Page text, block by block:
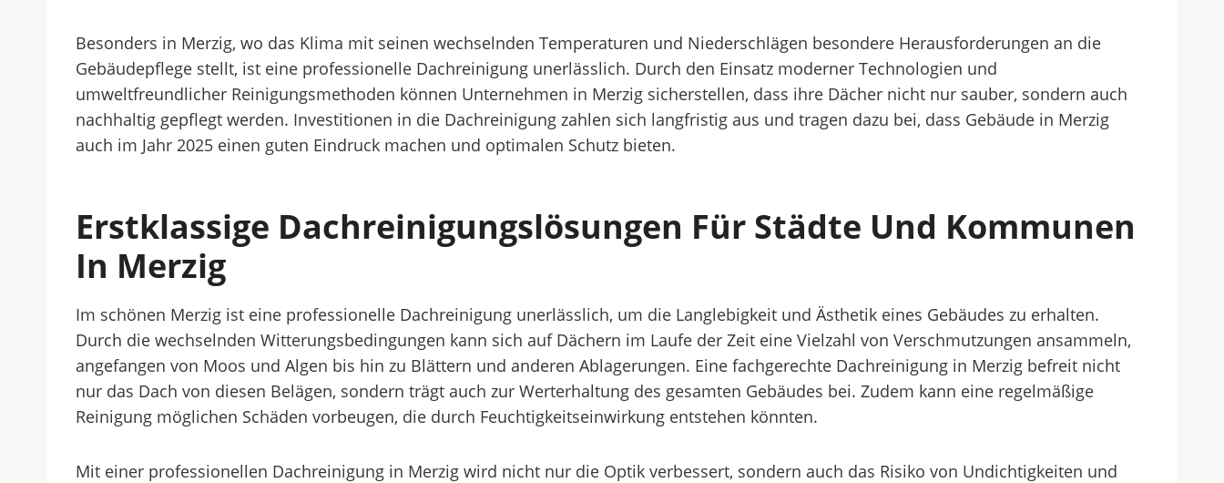
Besonders in Merzig, wo das Klima mit seinen wechselnden Temperaturen und Niederschlägen besondere Herausforderungen an die
Gebäudepflege stellt, ist eine professionelle Dachreinigung unerlässlich. Durch den Einsatz moderner Technologien und
umweltfreundlicher Reinigungsmethoden können Unternehmen in Merzig sicherstellen, dass ihre Dächer nicht nur sauber, sondern auch
nachhaltig gepflegt werden. Investitionen in die Dachreinigung zahlen sich langfristig aus und tragen dazu bei, dass Gebäude in Merzig
auch im Jahr 2025 einen guten Eindruck machen und optimalen Schutz bieten.
Erstklassige Dachreinigungslösungen Für Städte Und Kommunen
In Merzig
Im schönen Merzig ist eine professionelle Dachreinigung unerlässlich, um die Langlebigkeit und Ästhetik eines Gebäudes zu erhalten.
Durch die wechselnden Witterungsbedingungen kann sich auf Dächern im Laufe der Zeit eine Vielzahl von Verschmutzungen ansammeln,
angefangen von Moos und Algen bis hin zu Blättern und anderen Ablagerungen. Eine fachgerechte Dachreinigung in Merzig befreit nicht
nur das Dach von diesen Belägen, sondern trägt auch zur Werterhaltung des gesamten Gebäudes bei. Zudem kann eine regelmäßige
Reinigung möglichen Schäden vorbeugen, die durch Feuchtigkeitseinwirkung entstehen könnten.
Mit einer professionellen Dachreinigung in Merzig wird nicht nur die Optik verbessert, sondern auch das Risiko von Undichtigkeiten und